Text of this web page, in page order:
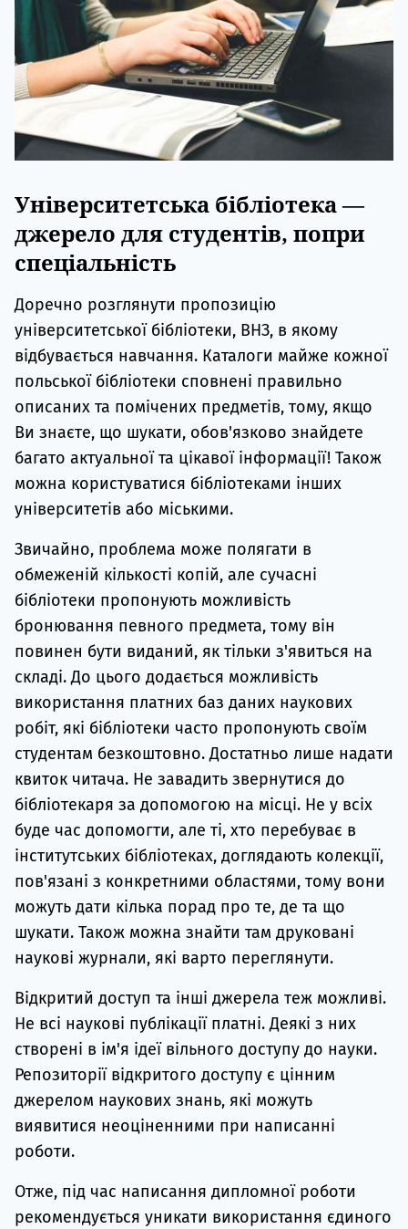
Університетська бібліотека —
джерело для студентів, попри
спеціальність
Доречно розглянути пропозицію
університетської бібліотеки, ВНЗ, в якому
відбувається навчання. Каталоги майже кожної
польської бібліотеки сповнені правильно
описаних та помічених предметів, тому, якщо
Ви знаєте, що шукати, обов'язково знайдете
багато актуальної та цікавої інформації! Також
можна користуватися бібліотеками інших
університетів або міськими.
Звичайно, проблема може полягати в
обмеженій кількості копій, але сучасні
бібліотеки пропонують можливість
бронювання певного предмета, тому він
повинен бути виданий, як тільки з'явиться на
складі. До цього додається можливість
використання платних баз даних наукових
робіт, які бібліотеки часто пропонують своїм
студентам безкоштовно. Достатньо лише надати
квиток читача. Не завадить звернутися до
бібліотекаря за допомогою на місці. Не у всіх
буде час допомогти, але ті, хто перебуває в
інститутських бібліотеках, доглядають колекції,
пов'язані з конкретними областями, тому вони
можуть дати кілька порад про те, де та що
шукати. Також можна знайти там друковані
наукові журнали, які варто переглянути.
Відкритий доступ та інші джерела теж можливі.
Не всі наукові публікації платні. Деякі з них
створені в ім'я ідеї вільного доступу до науки.
Репозиторії відкритого доступу є цінним
джерелом наукових знань, які можуть
виявитися неоціненними при написанні
роботи.
Отже, під час написання дипломної роботи
рекомендується уникати використання єдиного